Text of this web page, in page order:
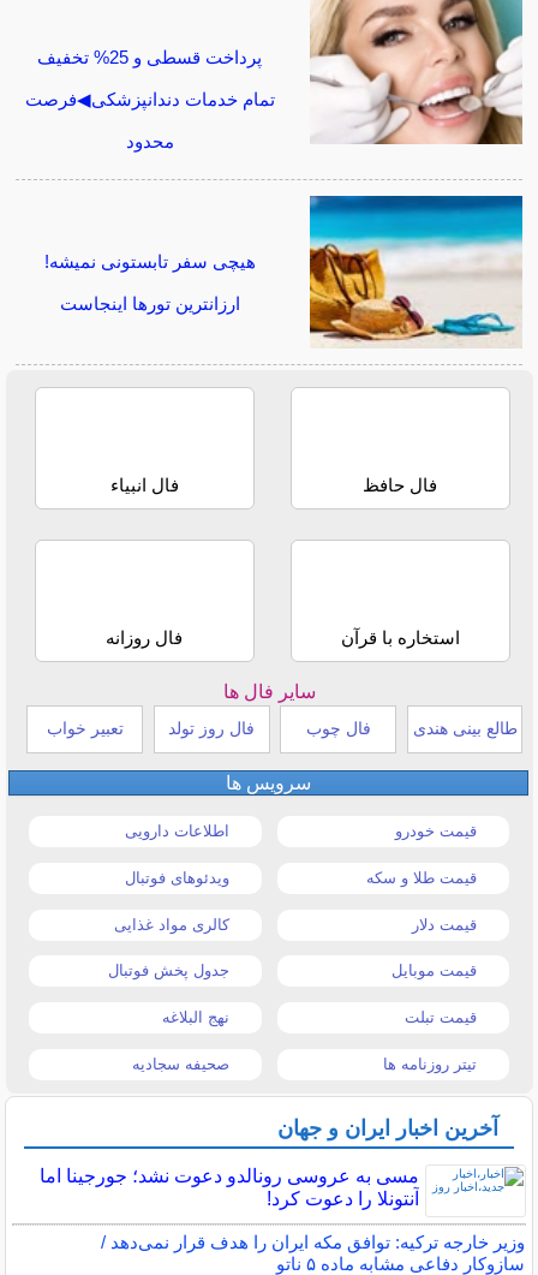
پرداخت قسطی و 25% تخفیف
تمام خدمات دندانپزشکی◀فرصت
محدود
هیچی سفر تابستونی نمیشه!
ارزانترین تورها اینجاست
فال حافظ فال انبیاء
استخاره با قرآن فال روزانه
سایر فال ها
طالع بینی هندی فال چوب فال روز تولد تعبیر خواب
سرویس ها
قیمت خودرو اطلاعات دارویی
قیمت طلا و سکه ویدئوهای فوتبال
قیمت دلار کالری مواد غذایی
قیمت موبایل جدول پخش فوتبال
قیمت تبلت نهج البلاغه
تیتر روزنامه ها صحیفه سجادیه
آخرین اخبار ایران و جهان
مسی به عروسی رونالدو دعوت نشد؛ جورجینا اما
آنتونلا را دعوت کرد!
وزیر خارجه ترکیه: توافق مکه ایران را هدف قرار نمی‌دهد /
سازوکار دفاعی مشابه ماده ۵ ناتو